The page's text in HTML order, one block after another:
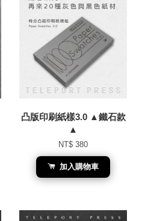
凸版印刷紙樣3.0 ▲鐵石款
▲
NT$ 380
加入購物車